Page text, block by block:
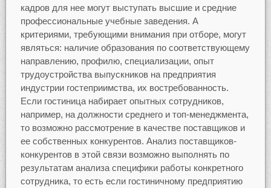
кадров для нее могут выступать высшие и средние
профессиональные учебные заведения. А
критериями, требующими внимания при отборе, могут
являться: наличие образования по соответствующему
направлению, профилю, специализации, опыт
трудоустройства выпускников на предприятия
индустрии гостеприимства, их востребованность.
Если гостиница набирает опытных сотрудников,
например, на должности среднего и топ-менеджмента,
то возможно рассмотрение в качестве поставщиков и
ее собственных конкурентов. Анализ поставщиков-
конкурентов в этой связи возможно выполнять по
результатам анализа специфики работы конкретного
сотрудника, то есть если гостиничному предприятию